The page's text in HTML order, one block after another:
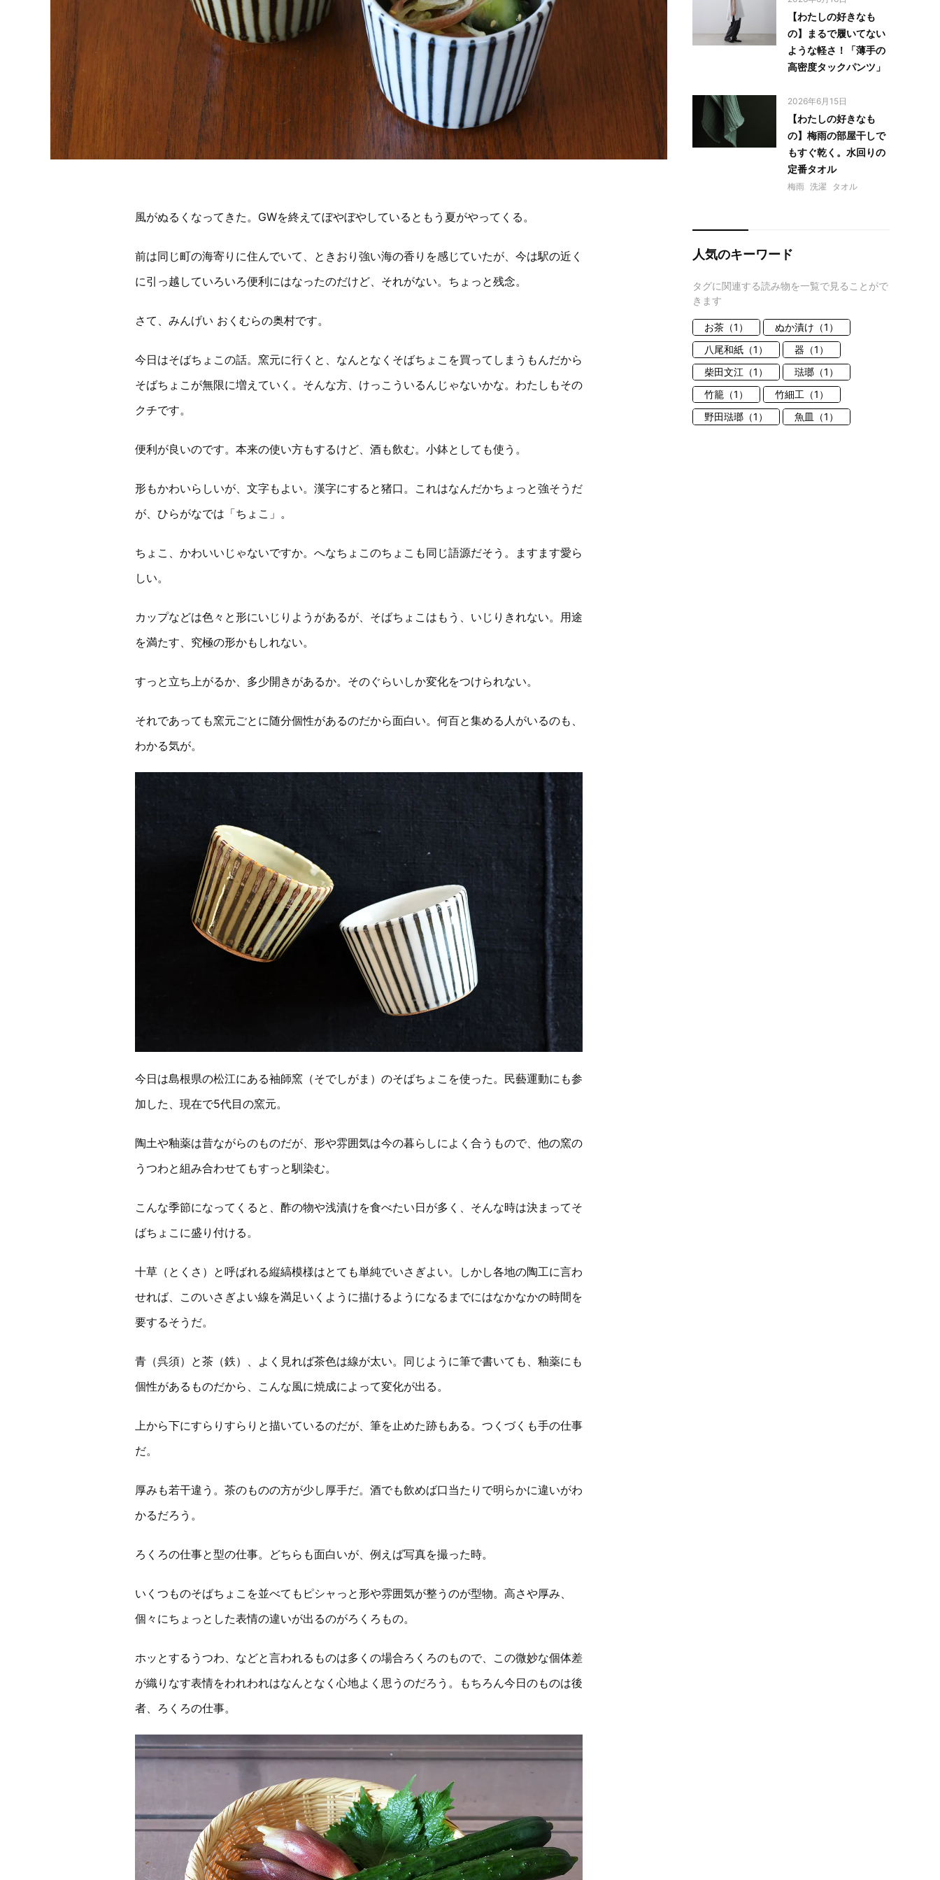
風がぬるくなってきた。GWを終えてぼやぼやしているともう夏がやってくる。
前は同じ町の海寄りに住んでいて、ときおり強い海の香りを感じていたが、今は駅の近く
に引っ越していろいろ便利にはなったのだけど、それがない。ちょっと残念。
さて、みんげい おくむらの奥村です。
今日はそばちょこの話。窯元に行くと、なんとなくそばちょこを買ってしまうもんだから
そばちょこが無限に増えていく。そんな方、けっこういるんじゃないかな。わたしもその
クチです。
便利が良いのです。本来の使い方もするけど、酒も飲む。小鉢としても使う。
形もかわいらしいが、文字もよい。漢字にすると猪口。これはなんだかちょっと強そうだ
が、ひらがなでは「ちょこ」。
ちょこ、かわいいじゃないですか。へなちょこのちょこも同じ語源だそう。ますます愛ら
しい。
カップなどは色々と形にいじりようがあるが、そばちょこはもう、いじりきれない。用途
を満たす、究極の形かもしれない。
すっと立ち上がるか、多少開きがあるか。そのぐらいしか変化をつけられない。
それであっても窯元ごとに随分個性があるのだから面白い。何百と集める人がいるのも、
わかる気が。
今日は島根県の松江にある袖師窯（そでしがま）のそばちょこを使った。民藝運動にも参
加した、現在で5代目の窯元。
陶土や釉薬は昔ながらのものだが、形や雰囲気は今の暮らしによく合うもので、他の窯の
うつわと組み合わせてもすっと馴染む。
こんな季節になってくると、酢の物や浅漬けを食べたい日が多く、そんな時は決まってそ
ばちょこに盛り付ける。
十草（とくさ）と呼ばれる縦縞模様はとても単純でいさぎよい。しかし各地の陶工に言わ
せれば、このいさぎよい線を満足いくように描けるようになるまでにはなかなかの時間を
要するそうだ。
青（呉須）と茶（鉄）、よく見れば茶色は線が太い。同じように筆で書いても、釉薬にも
個性があるものだから、こんな風に焼成によって変化が出る。
上から下にすらりすらりと描いているのだが、筆を止めた跡もある。つくづくも手の仕事
だ。
厚みも若干違う。茶のものの方が少し厚手だ。酒でも飲めば口当たりで明らかに違いがわ
かるだろう。
ろくろの仕事と型の仕事。どちらも面白いが、例えば写真を撮った時。
いくつものそばちょこを並べてもピシャっと形や雰囲気が整うのが型物。高さや厚み、
個々にちょっとした表情の違いが出るのがろくろもの。
ホッとするうつわ、などと言われるものは多くの場合ろくろのもので、この微妙な個体差
が織りなす表情をわれわれはなんとなく心地よく思うのだろう。もちろん今日のものは後
者、ろくろの仕事。
【わたしの好きなも
の】まるで履いてない
ような軽さ！「薄手の
高密度タックパンツ」
2026年6月15日
【わたしの好きなも
の】梅雨の部屋干しで
もすぐ乾く。水回りの
定番タオル
梅雨 洗濯 タオル
人気のキーワード
タグに関連する読み物を一覧で見ることがで
きます
お茶（1）
ぬか漬け（1）
八尾和紙（1）
器（1）
柴田文江（1）
琺瑯（1）
竹籠（1）
竹細工（1）
野田琺瑯（1）
魚皿（1）